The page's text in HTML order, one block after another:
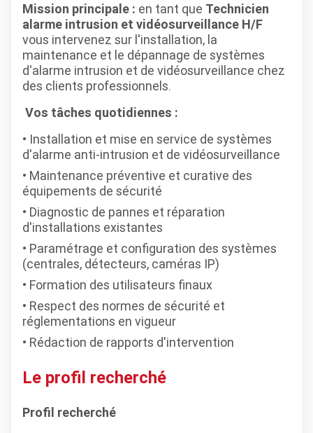
Mission principale : en tant que Technicien
alarme intrusion et vidéosurveillance H/F
vous intervenez sur l'installation, la
maintenance et le dépannage de systèmes
d'alarme intrusion et de vidéosurveillance chez
des clients professionnels.
Vos tâches quotidiennes :
Installation et mise en service de systèmes
d'alarme anti-intrusion et de vidéosurveillance
Maintenance préventive et curative des
équipements de sécurité
Diagnostic de pannes et réparation
d'installations existantes
Paramétrage et configuration des systèmes
(centrales, détecteurs, caméras IP)
Formation des utilisateurs finaux
Respect des normes de sécurité et
réglementations en vigueur
Rédaction de rapports d'intervention
Le profil recherché
Profil recherché